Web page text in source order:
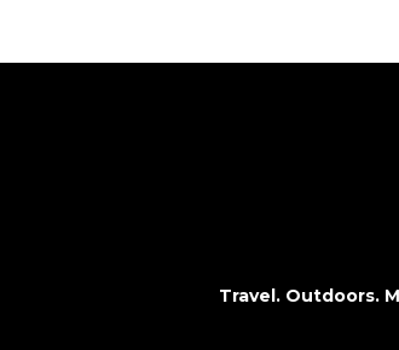
Travel. Outdoors.